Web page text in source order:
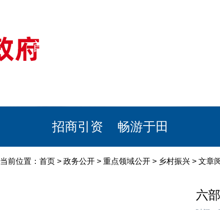
首页
招商引资 畅游于田
当前位置： 首页 > 政务公开 > 重点领域公开 > 乡村振兴 > 文章
六